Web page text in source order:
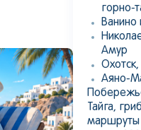
горно-
Ванино
Амур
Аяно-
Тайга,
маршруты